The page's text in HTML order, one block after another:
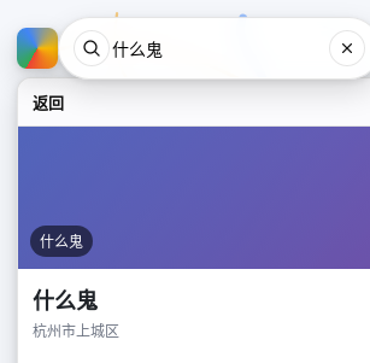
返回
什么鬼
什么鬼
杭州市上城区